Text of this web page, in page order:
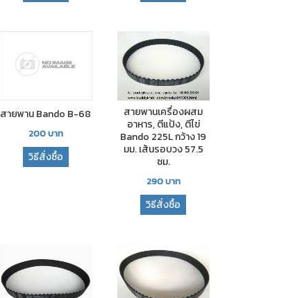
สายพาน Bando B-68
200บาท
วิธีสั่งซื้อ
สายพานเครื่องผสม
อาหาร, ตีแป้ง, ตีไข่
Bando 225L กว้าง 19
มม. เส้นรอบวง 57.5
ซม.
290บาท
วิธีสั่งซื้อ